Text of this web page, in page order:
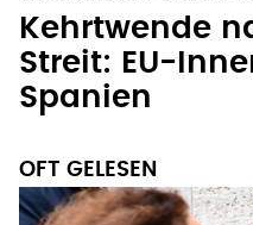
MIGRATIONSPOLITIK
Kehrtwende
Streit: EU-
Spanien
OFT GELESEN